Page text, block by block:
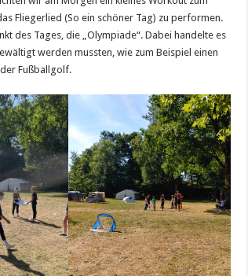
Fliegerlied (So ein schöner Tag) zu performen.
des Tages, die „Olympiade“. Dabei handelte es
werden mussten, wie zum Beispiel einen
Fußballgolf.